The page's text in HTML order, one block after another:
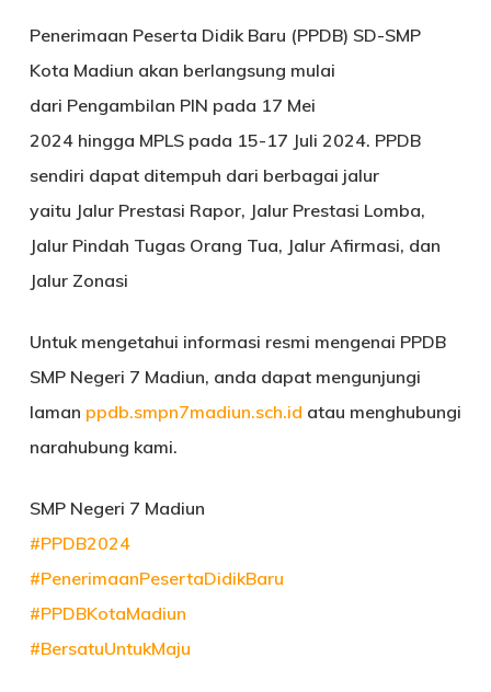
Penerimaan Peserta Didik Baru (PPDB) SD-SMP
Kota Madiun akan berlangsung mulai
dari Pengambilan PIN pada 17 Mei
2024 hingga MPLS pada 15-17 Juli 2024. PPDB
sendiri dapat ditempuh dari berbagai jalur
yaitu Jalur Prestasi Rapor, Jalur Prestasi Lomba,
Jalur Pindah Tugas Orang Tua, Jalur Afirmasi, dan
Jalur Zonasi
Untuk mengetahui informasi resmi mengenai PPDB
SMP Negeri 7 Madiun, anda dapat mengunjungi
laman ppdb.smpn7madiun.sch.id atau menghubungi
narahubung kami.
SMP Negeri 7 Madiun
#PPDB2024
#PenerimaanPesertaDidikBaru
#PPDBKotaMadiun
#BersatuUntukMaju